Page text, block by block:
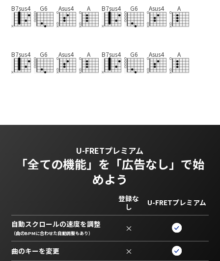
B7sus4 G6 Asus4 A B7sus4 G6 Asus4 A
B7sus4 G6 Asus4 A B7sus4 G6 Asus4 A
U-FRETプレミアム
「全ての機能」を 「広告なし」で始
めよう
登録な
し
U-FRETプレミアム
自動スクロールの速度を調整
（曲のBPMに合わせた自動調整もあり） ×
曲のキーを変更 ×